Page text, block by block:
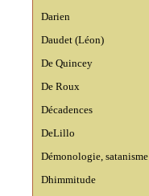
Darien
Daudet (Léon)
De Quincey
De Roux
Décadences
DeLillo
Démonologie, satanisme
Dhimmitude